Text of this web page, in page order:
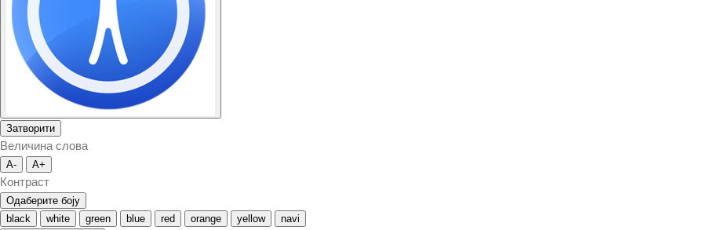
Затворити
Величина слова
A- A+
Контраст
Одаберите боју
black
white green blue red orange yellow navi